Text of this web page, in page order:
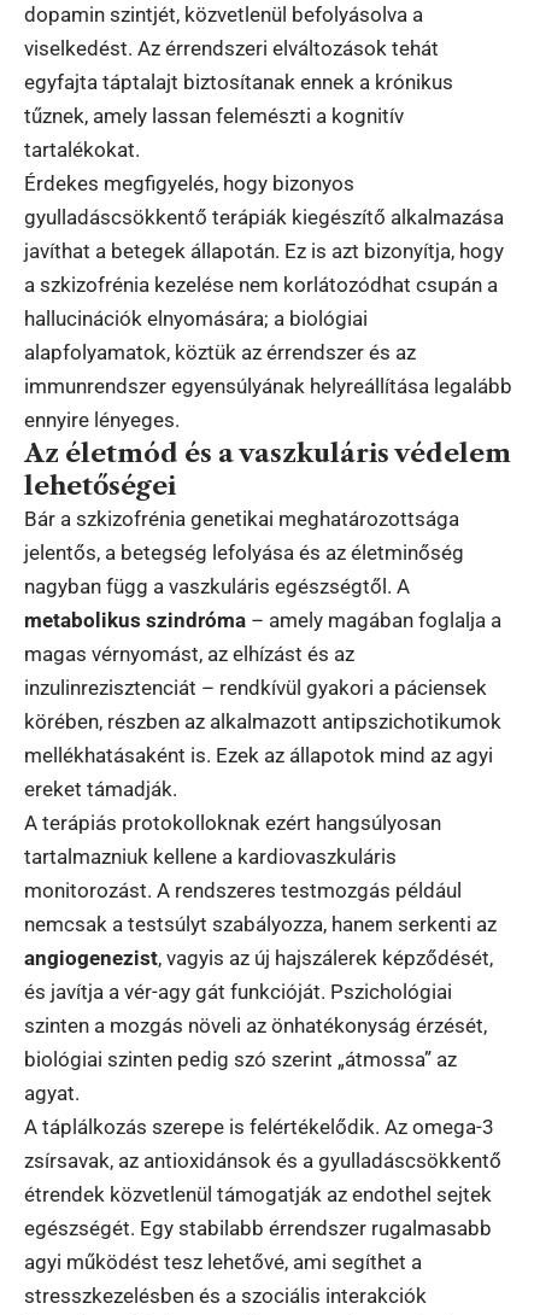
dopamin szintjét, közvetlenül befolyásolva a
viselkedést. Az érrendszeri elváltozások tehát
egyfajta táptalajt biztosítanak ennek a krónikus
tűznek, amely lassan felemészti a kognitív
tartalékokat.
Érdekes megfigyelés, hogy bizonyos
gyulladáscsökkentő terápiák kiegészítő alkalmazása
javíthat a betegek állapotán. Ez is azt bizonyítja, hogy
a szkizofrénia kezelése nem korlátozódhat csupán a
hallucinációk elnyomására; a biológiai
alapfolyamatok, köztük az érrendszer és az
immunrendszer egyensúlyának helyreállítása legalább
ennyire lényeges.
Az életmód és a vaszkuláris védelem
lehetőségei
Bár a szkizofrénia genetikai meghatározottsága
jelentős, a betegség lefolyása és az életminőség
nagyban függ a vaszkuláris egészségtől. A
metabolikus szindróma – amely magában foglalja a
magas vérnyomást, az elhízást és az
inzulinrezisztenciát – rendkívül gyakori a páciensek
körében, részben az alkalmazott antipszichotikumok
mellékhatásaként is. Ezek az állapotok mind az agyi
ereket támadják.
A terápiás protokolloknak ezért hangsúlyosan
tartalmazniuk kellene a kardiovaszkuláris
monitorozást. A rendszeres testmozgás például
nemcsak a testsúlyt szabályozza, hanem serkenti az
angiogenezist, vagyis az új hajszálerek képződését,
és javítja a vér-agy gát funkcióját. Pszichológiai
szinten a mozgás növeli az önhatékonyság érzését,
biológiai szinten pedig szó szerint „átmossa” az
agyat.
A táplálkozás szerepe is felértékelődik. Az omega-3
zsírsavak, az antioxidánsok és a gyulladáscsökkentő
étrendek közvetlenül támogatják az endothel sejtek
egészségét. Egy stabilabb érrendszer rugalmasabb
agyi működést tesz lehetővé, ami segíthet a
stresszkezelésben és a szociális interakciók